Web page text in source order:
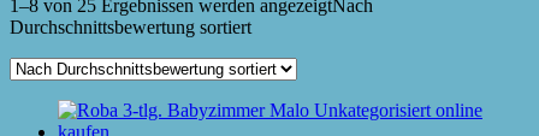
1–8 von 25 Ergebnissen werden angezeigtNach
Durchschnittsbewertung sortiert